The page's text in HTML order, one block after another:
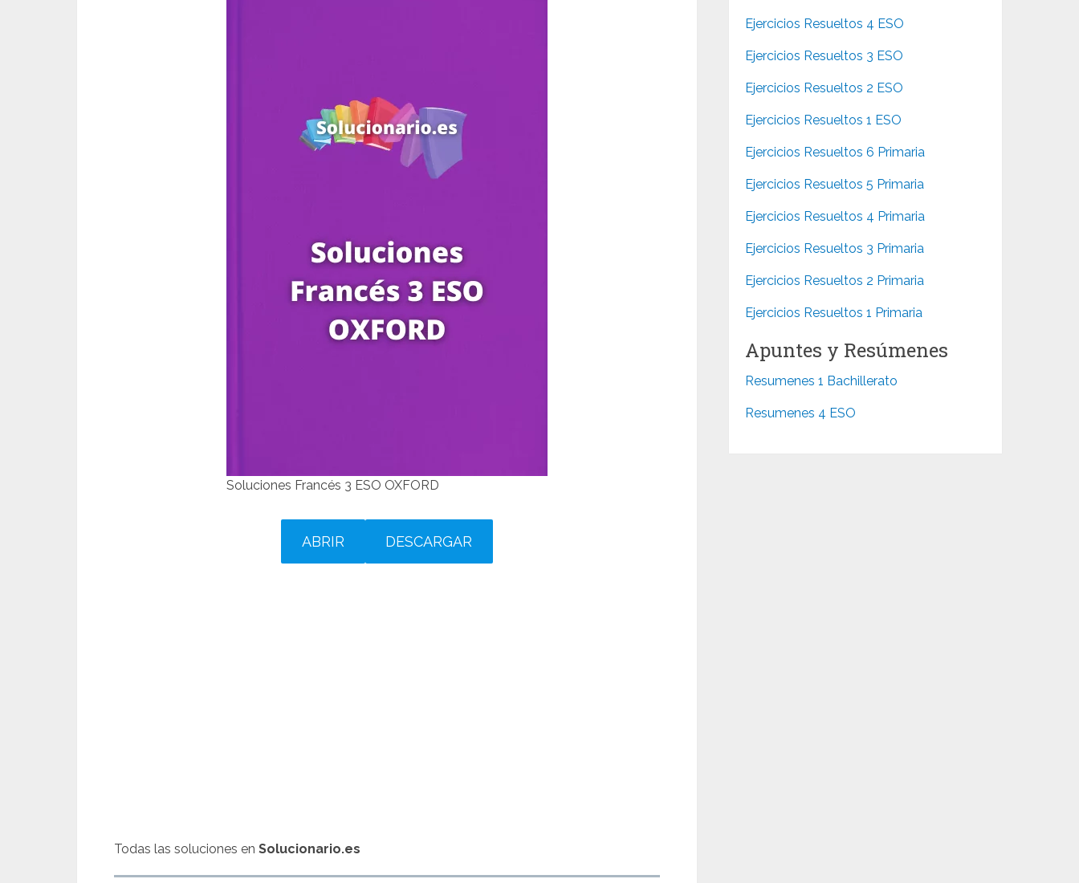
Soluciones Francés 3 ESO OXFORD
ABRIR DESCARGAR
Todas las soluciones en Solucionario.es
Ejercicios Resueltos 4 ESO
Ejercicios Resueltos 3 ESO
Ejercicios Resueltos 2 ESO
Ejercicios Resueltos 1 ESO
Ejercicios Resueltos 6 Primaria
Ejercicios Resueltos 5 Primaria
Ejercicios Resueltos 4 Primaria
Ejercicios Resueltos 3 Primaria
Ejercicios Resueltos 2 Primaria
Ejercicios Resueltos 1 Primaria
Apuntes y Resúmenes
Resumenes 1 Bachillerato
Resumenes 4 ESO